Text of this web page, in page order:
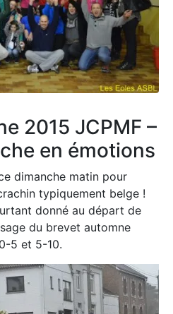
2015 JCPMF –
en émotions
dimanche matin pour
typiquement belge !
donné au départ de
du brevet automne
5 et 5-10.